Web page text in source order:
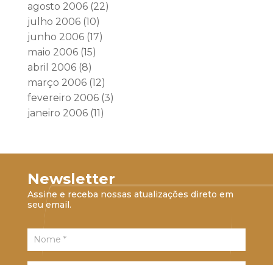
agosto 2006(22)
julho 2006(10)
junho 2006(17)
maio 2006(15)
abril 2006(8)
março 2006(12)
fevereiro 2006(3)
janeiro 2006(11)
Newsletter
Assine e receba nossas atualizações direto em
seu email.